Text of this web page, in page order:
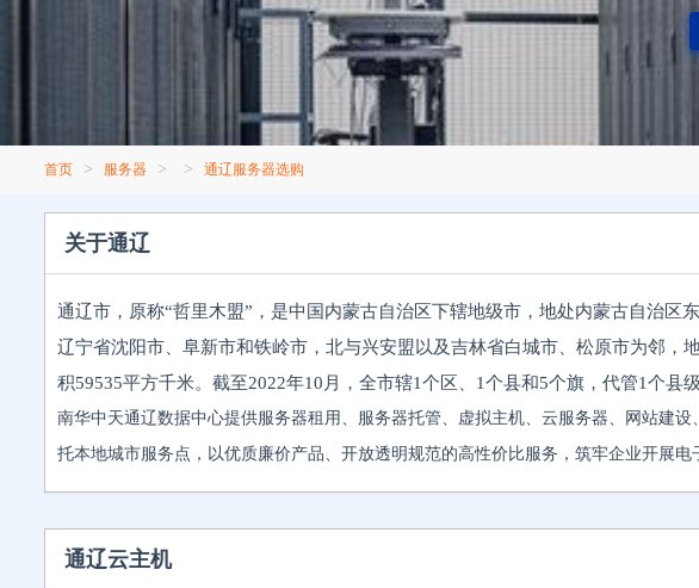
首页 > 服务器 > > 通辽服务器选购
关于通辽
通辽市，原称“哲里木盟”，是中国内蒙古自治区下辖地级市，地处内蒙古自治区
辽宁省沈阳市、阜新市和铁岭市，北与兴安盟以及吉林省白城市、松原市为邻，
积59535平方千米。截至2022年10月，全市辖1个区、1个县和5个旗，代管1个县
南华中天通辽数据中心提供服务器租用、服务器托管、虚拟主机、云服务器、网站建
托本地城市服务点，以优质廉价产品、开放透明规范的高性价比服务，筑牢企业开展电
通辽云主机